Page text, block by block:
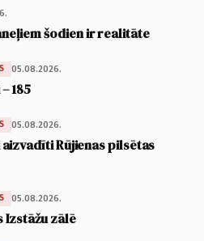
šodien ir realitāte
05.08.2026.
185
05.08.2026.
Rūjienas pilsētas
05.08.2026.
Izstāžu zālē